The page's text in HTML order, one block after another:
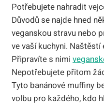
Potřebujete nahradit
Důvodů se najde hned
veganskou stravu nebo
ve vaší kuchyni.
Připravíte s nimi
Nepotřebujete přitom
Tyto banánové muffiny
volbu pro každého, kdo